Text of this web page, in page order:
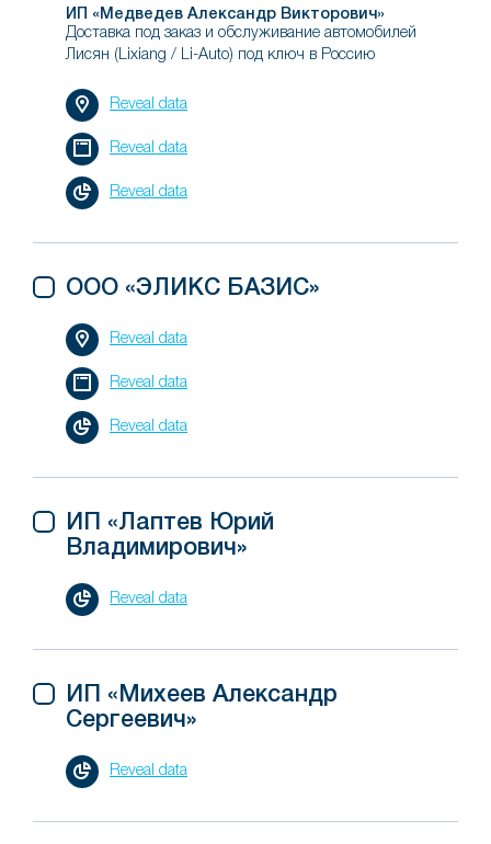
ИП «Медведев Александр Викторович»
Доставка под заказ и обслуживание автомобилей
Лисян (Lixiang / Li-Auto) под ключ в Россию
Reveal data
Reveal data
Reveal data
ООО «ЭЛИКС БАЗИС»
Reveal data
Reveal data
Reveal data
ИП «Лаптев Юрий
Владимирович»
Reveal data
ИП «Михеев Александр
Сергеевич»
Reveal data